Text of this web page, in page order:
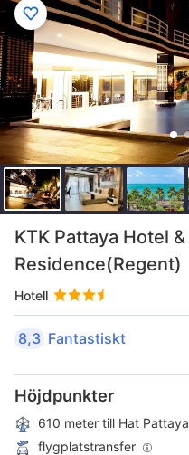
KTK Pattaya Hotel &
Residence(Regent)
Hotell
8,3 Fantastiskt
Höjdpunkter
610 meter till Hat Pattaya
flygplatstransfer